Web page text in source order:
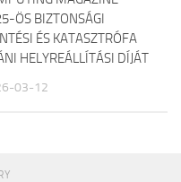
ÖS BIZTONSÁGI
ÉS KATASZTRÓFA
HELYREÁLLÍTÁSI DÍJÁT
03-12